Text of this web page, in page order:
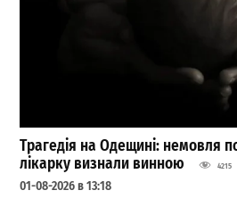
Трагедія на Одещині: немовля
лікарку визнали винною
4215
01-08-2026 в 13:18